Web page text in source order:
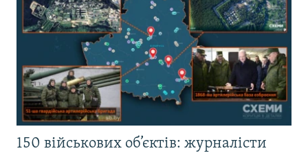
150 військових об’єктів: журналісти